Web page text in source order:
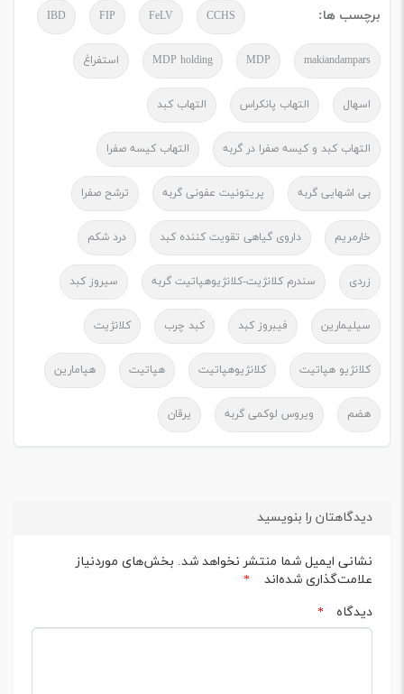
برچسب ها: CCHS
FeLV
FIP
IBD
makiandampars
MDP
MDP holding استفراغ
اسهال التهاب پانکراس التهاب کبد
التهاب کبد و کیسه صفرا در گربه التهاب کیسه صفرا
بی اشهایی گربه پریتونیت عفونی گربه ترشح صفرا
خارمریم داروی گیاهی تقویت کننده کبد درد شکم
زردی سندرم کلانژیت-کلانژیوهپاتیت گربه سیروز کبد
سیلیمارین فیبروز کبد کبد چرب کلانژیت
کلانژیو هپاتیت کلانژیوهپاتیت هپاتیت هپامارین
هضم ویروس لوکمی گربه یرقان
دیدگاهتان را بنویسید
نشانی ایمیل شما منتشر نخواهد شد. بخش‌های موردنیاز
علامت‌گذاری شده‌اند
*
دیدگاه
*